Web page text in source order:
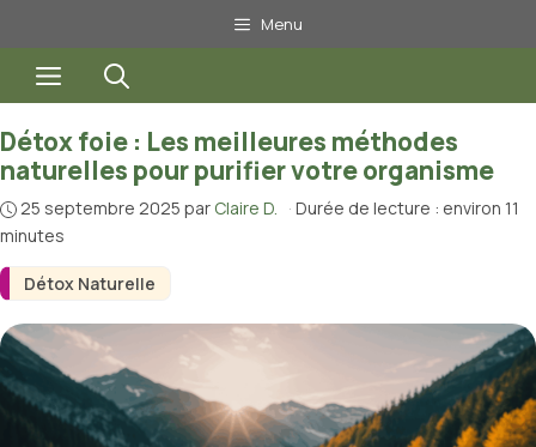
au
contenu
Menu
Menu
Détox Naturelle
Détox foie : Les meilleures méthodes
naturelles pour purifier votre organisme
25 septembre 2025 par Claire D. · Durée de lecture : environ 11
minutes